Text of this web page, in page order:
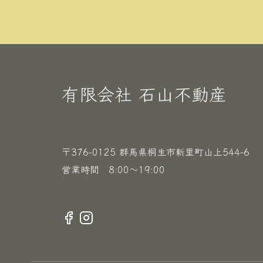
有限会社 石山不動産
〒376-0125 群馬県桐生市新里町山上544-6
営業時間 8:00〜19:00